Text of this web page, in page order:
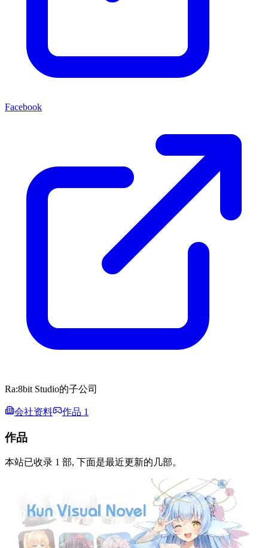
Facebook
Ra:8bit Studio的子公司
会社资料 作品 1
作品
本站已收录 1 部, 下面是最近更新的几部。